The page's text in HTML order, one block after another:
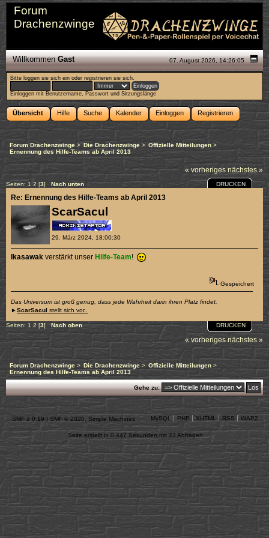
Forum
Drachenzwinge
07. August 2026, 14:26:05
WillkommenGast
Bitte loggen sie sich ein oderregistrieren sie sich.
Einloggen mit Benutzername, Passwort und Sitzungslänge
Übersicht Hilfe Suche Kalender Einloggen Registrieren
Forum Drachenzwinge > Die Drachenzwinge> Offizielle Mitteilungen>
Ernennung des Hilfe-Teams ab April 2013
« vorheriges nächstes »
Seiten: 1 2 [3] Nach unten DRUCKEN
ScarSacul
29. März 2024, 18:00:30
Re: Ernennung des Hilfe-Teams ab April 2013
Ikasawak verstärkt unserHilfe-Team!
Gespeichert
Das Universum ist groß genug, dass jede Wahrheit darin ihren Platz findet.
►ScarSacul stellt sich vor..
DRUCKEN
Seiten: 1 2 [3]Nach oben
« vorheriges nächstes »
Forum Drachenzwinge > Die Drachenzwinge> Offizielle Mitteilungen>
Ernennung des Hilfe-Teams ab April 2013
Gehe zu:
SMF 2.0.19 | SMF © 2020 Simple Machines MySQL PHP XHTML RSS WAP2
Seite erstellt in 0.447 Sekunden mit 23 Abfragen.